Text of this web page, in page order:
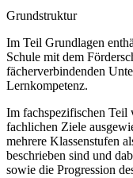
Grundstruktur
Im Teil Grundlagen
Schule mit dem
fächerverbindenden
Lernkompetenz.
Im fachspezifischen Teil
fachlichen Ziele
mehrere Klassenstufen
beschrieben sind und
sowie die Progression